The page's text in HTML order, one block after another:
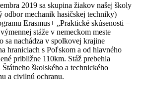
2019 sa skupina žiakov našej školy
mechanik hasičskej techniky)
Erasmus+ „Praktické skúsenosti –
stáže v nemeckom meste
sa nachádza v spolkovej krajine
hraniciach s Poľskom a od hlavného
približne 110km. Stáž prebehla
školského a technického
a civilnú ochranu.